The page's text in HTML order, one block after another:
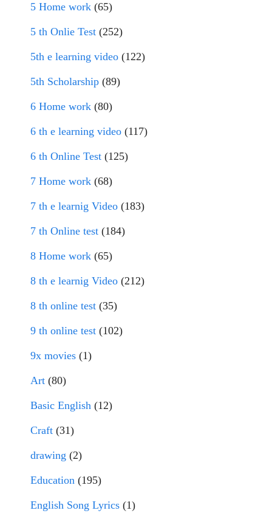
5 Home work (65)
5 th Onlie Test (252)
5th e learning video (122)
5th Scholarship (89)
6 Home work (80)
6 th e learning video (117)
6 th Online Test (125)
7 Home work (68)
7 th e learnig Video (183)
7 th Online test (184)
8 Home work (65)
8 th e learnig Video (212)
8 th online test (35)
9 th online test (102)
9x movies (1)
Art (80)
Basic English (12)
Craft (31)
drawing (2)
Education (195)
English Song Lyrics (1)